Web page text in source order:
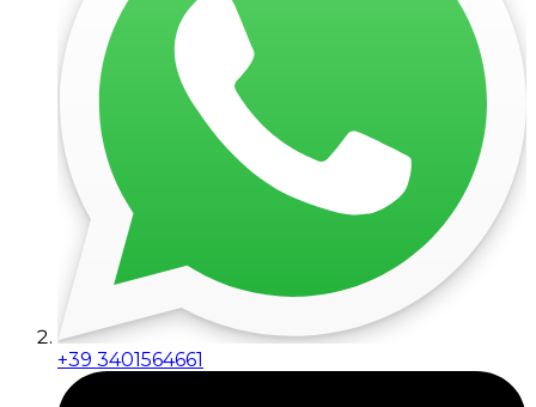
+39 3401564661